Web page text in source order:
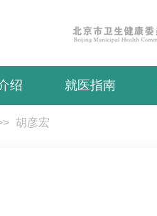
绍 就医指南
胡彦宏